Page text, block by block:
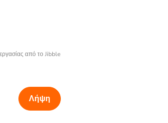
από το Jibble
Λήψη